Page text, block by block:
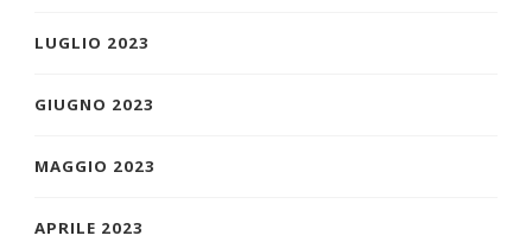
LUGLIO 2023
GIUGNO 2023
MAGGIO 2023
APRILE 2023